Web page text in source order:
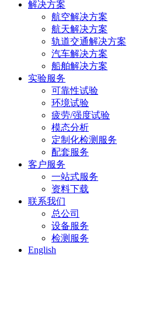
解决方案
航空解决方案
航天解决方案
轨道交通解决方案
汽车解决方案
船舶解决方案
实验服务
可靠性试验
环境试验
疲劳/强度试验
模态分析
定制化检测服务
配套服务
客户服务
一站式服务
资料下载
联系我们
总公司
设备服务
检测服务
English